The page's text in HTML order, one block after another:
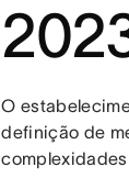
O
definição de